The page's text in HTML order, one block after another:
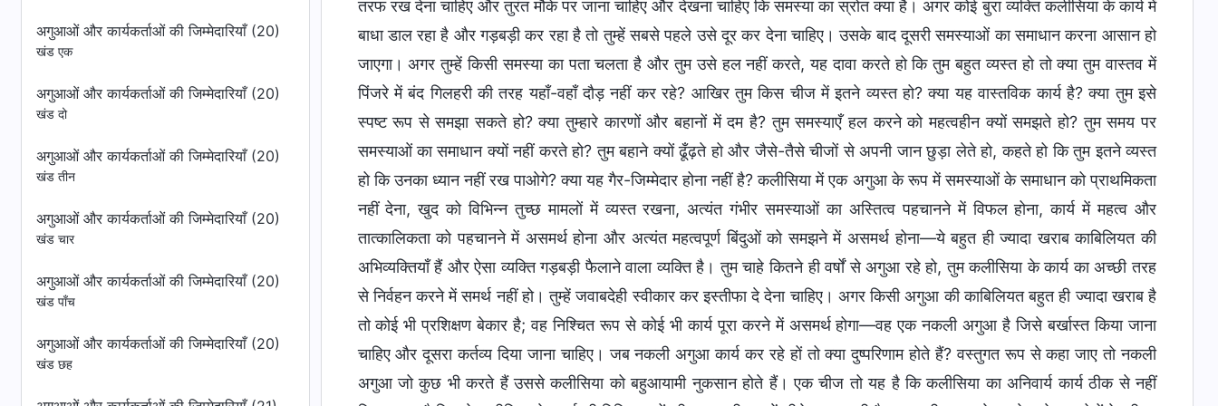
अगुआओं और कार्यकर्ताओं की जिम्मेदारियाँ (20)
खंड एक
अगुआओं और कार्यकर्ताओं की जिम्मेदारियाँ (20)
खंड दो
अगुआओं और कार्यकर्ताओं की जिम्मेदारियाँ (20)
खंड तीन
अगुआओं और कार्यकर्ताओं की जिम्मेदारियाँ (20)
खंड चार
अगुआओं और कार्यकर्ताओं की जिम्मेदारियाँ (20)
खंड पाँच
अगुआओं और कार्यकर्ताओं की जिम्मेदारियाँ (20)
खंड छह